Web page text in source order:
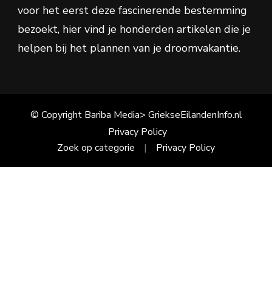
voor het eerst deze fascinerende bestemming
bezoekt, hier vind je honderden artikelen die je
helpen bij het plannen van je droomvakantie.
© Copyright Bariba Media> GriekseEilandenInfo.nl
Privacy Policy
Zoek op categorie
Privacy Policy